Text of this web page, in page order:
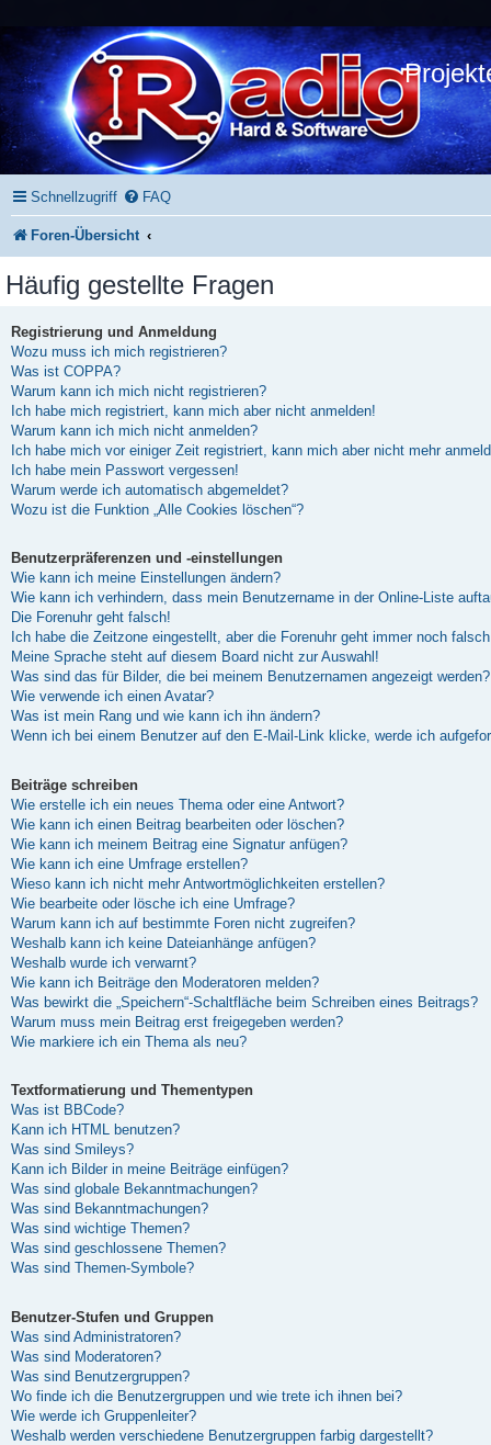
Schnellzugriff FAQ
Foren-Übersicht
Häufig gestellte Fragen
Registrierung und Anmeldung
Wozu muss ich mich registrieren?
Was ist COPPA?
Warum kann ich mich nicht registrieren?
Ich habe mich registriert, kann mich aber nicht anmelden!
Warum kann ich mich nicht anmelden?
Ich habe mich vor einiger Zeit registriert, kann mich aber nicht mehr
Ich habe mein Passwort vergessen!
Warum werde ich automatisch abgemeldet?
Wozu ist die Funktion „Alle Cookies löschen“?
Benutzerpräferenzen und -einstellungen
Wie kann ich meine Einstellungen ändern?
Wie kann ich verhindern, dass mein Benutzername in der Online-Liste
Die Forenuhr geht falsch!
Ich habe die Zeitzone eingestellt, aber die Forenuhr geht immer noch
Meine Sprache steht auf diesem Board nicht zur Auswahl!
Was sind das für Bilder, die bei meinem Benutzernamen angezeigt werden?
Wie verwende ich einen Avatar?
Was ist mein Rang und wie kann ich ihn ändern?
Wenn ich bei einem Benutzer auf den E-Mail-Link klicke, werde ich
Beiträge schreiben
Wie erstelle ich ein neues Thema oder eine Antwort?
Wie kann ich einen Beitrag bearbeiten oder löschen?
Wie kann ich meinem Beitrag eine Signatur anfügen?
Wie kann ich eine Umfrage erstellen?
Wieso kann ich nicht mehr Antwortmöglichkeiten erstellen?
Wie bearbeite oder lösche ich eine Umfrage?
Warum kann ich auf bestimmte Foren nicht zugreifen?
Weshalb kann ich keine Dateianhänge anfügen?
Weshalb wurde ich verwarnt?
Wie kann ich Beiträge den Moderatoren melden?
Was bewirkt die „Speichern“-Schaltfläche beim Schreiben eines Beitrags?
Warum muss mein Beitrag erst freigegeben werden?
Wie markiere ich ein Thema als neu?
Textformatierung und Thementypen
Was ist BBCode?
Kann ich HTML benutzen?
Was sind Smileys?
Kann ich Bilder in meine Beiträge einfügen?
Was sind globale Bekanntmachungen?
Was sind Bekanntmachungen?
Was sind wichtige Themen?
Was sind geschlossene Themen?
Was sind Themen-Symbole?
Benutzer-Stufen und Gruppen
Was sind Administratoren?
Was sind Moderatoren?
Was sind Benutzergruppen?
Wo finde ich die Benutzergruppen und wie trete ich ihnen bei?
Wie werde ich Gruppenleiter?
Weshalb werden verschiedene Benutzergruppen farbig dargestellt?